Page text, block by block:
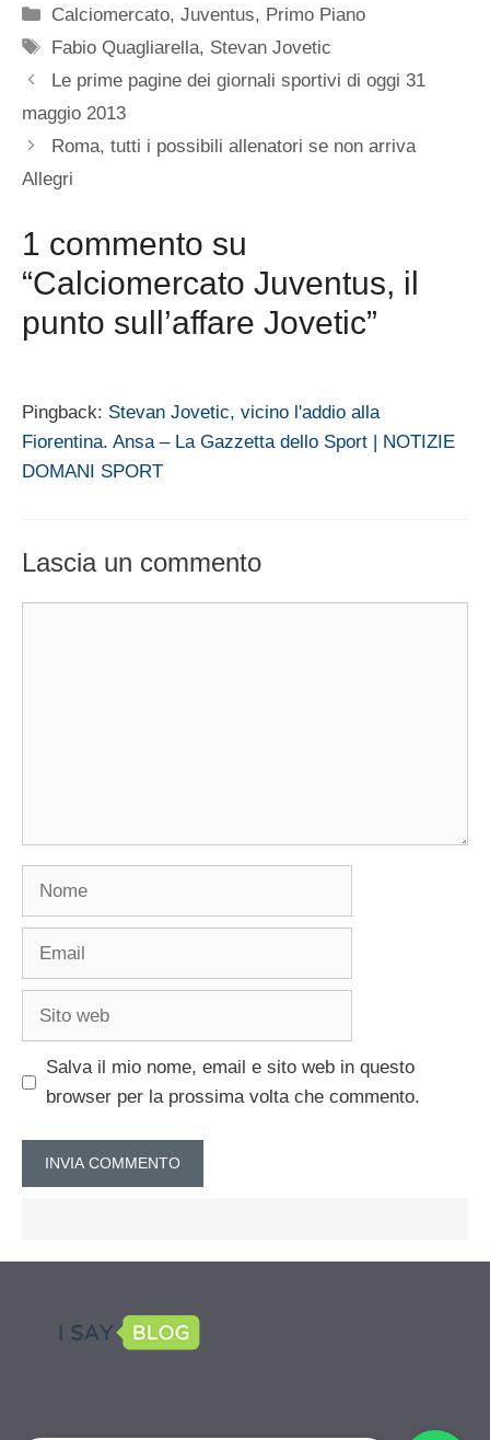
Categorie
Calciomercato,Juventus, Primo Piano
Tag
Fabio Quagliarella, Stevan Jovetic
Le prime pagine dei giornali sportivi di oggi 31
maggio 2013
Roma, tutti i possibili allenatori se non arriva
Allegri
1 commento su
“Calciomercato Juventus, il
punto sull’affare Jovetic”
Pingback: Stevan Jovetic, vicino l'addio alla
Fiorentina. Ansa – La Gazzetta dello Sport | NOTIZIE
DOMANI SPORT
Lascia un commento
Nome
Email
Sito
Salva il mio nome, email e sito web in questo
browser per la prossima volta che commento.